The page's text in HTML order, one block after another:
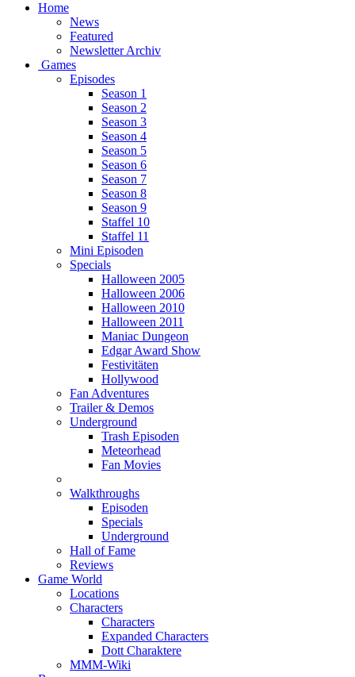
Home
News
Featured
Newsletter Archiv
Games
Episodes
Season 1
Season 2
Season 3
Season 4
Season 5
Season 6
Season 7
Season 8
Season 9
Staffel 10
Staffel 11
Mini Episoden
Specials
Halloween 2005
Halloween 2006
Halloween 2010
Halloween 2011
Maniac Dungeon
Edgar Award Show
Festivitäten
Hollywood
Fan Adventures
Trailer & Demos
Underground
Trash Episoden
Meteorhead
Fan Movies
Walkthroughs
Episoden
Specials
Underground
Hall of Fame
Reviews
Game World
Locations
Characters
Characters
Expanded Characters
Dott Charaktere
MMM-Wiki